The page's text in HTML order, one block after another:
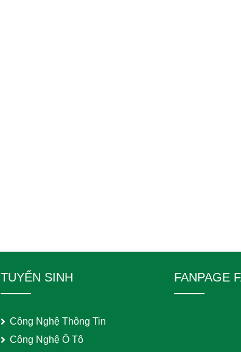
TUYỂN SINH
Công Nghệ Thông Tin
Công Nghệ Ô Tô
FANPAGE